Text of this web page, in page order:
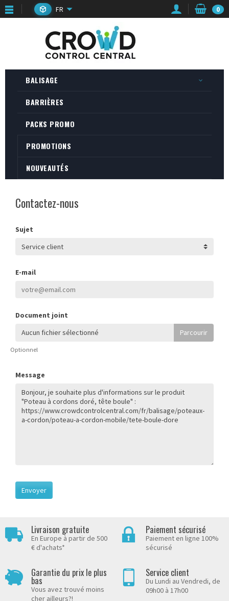
FR 0
BALISAGE
BARRIÈRES
PACKS PROMO
PROMOTIONS
NOUVEAUTÉS
Contactez-nous
Sujet
E-mail
Document joint
Aucun fichier sélectionné
Optionnel
Message
Livraison gratuite
En Europe à partir de 500
€ d'achats*
Paiement sécurisé
Paiement en ligne 100%
sécurisé
Garantie du prix le plus
bas
Vous avez trouvé moins
cher ailleurs?!
Service client
Du Lundi au Vendredi, de
09h00 à 17h00